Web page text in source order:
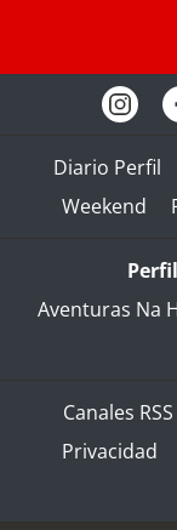
Diario Perfil
Weekend
Aventuras Na
Canales RSS
Privacidad